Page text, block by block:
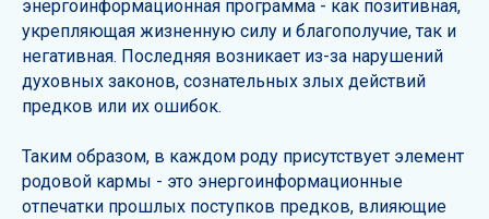
энергоинформационная программа - как позитивная,
укрепляющая жизненную силу и благополучие, так и
негативная. Последняя возникает из-за нарушений
духовных законов, сознательных злых действий
предков или их ошибок.
Таким образом, в каждом роду присутствует элемент
родовой кармы - это энергоинформационные
отпечатки прошлых поступков предков, влияющие